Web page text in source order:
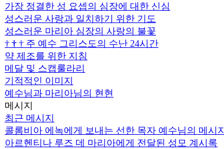
가장 정결한 성 요셉의 심장에 대한 신심
성스러운 사랑과 일치하기 위한 기도
성스러운 마리아 심장의 사랑의 불꽃
† † † 주 예수 그리스도의 수난 24시간
약 제조를 위한 지침
메달 및 스캡룰라리
기적적인 이미지
예수님과 마리아님의 현현
메시지
최근 메시지
콜롬비아 에녹에게 보내는 선한 목자 예수님의 메시지
아르헨티나 루즈 데 마리아에게 전달된 성모 계시록